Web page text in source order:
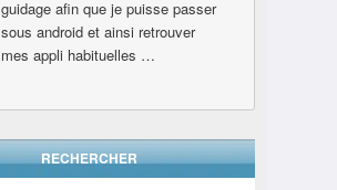
guidage afin que je puisse passer
sous android et ainsi retrouver
mes appli habituelles …
RECHERCHER